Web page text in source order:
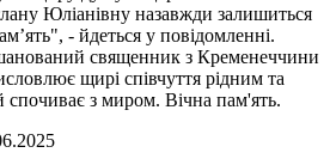
Юліанівну назавжди залишиться
- йдеться у повідомленні.
священник з Кременеччини
щирі співчуття рідним та
з миром. Вічна пам'ять.